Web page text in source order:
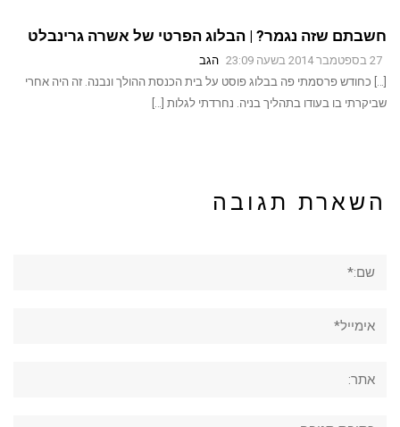
חשבתם שזה נגמר? | הבלוג הפרטי של אשרה גרינבלט
27 בספטמבר 2014 בשעה 23:09
הגב
[…] כחודש פרסמתי פה בבלוג פוסט על בית הכנסת ההולך ונבנה. זה היה אחרי
שביקרתי בו בעודו בתהליך בניה. נחרדתי לגלות […]
השארת תגובה